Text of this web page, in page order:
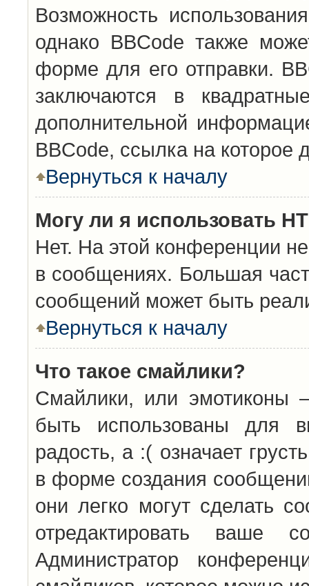
Возможность
однако BBCode также
форме для его отправки.
заключаются в
дополнительной
BBCode, ссылка на
Вернуться к началу
Могу ли я использовать
Нет. На этой конференции
в сообщениях. Большая
сообщений может быть
Вернуться к началу
Что такое смайлики?
Смайлики, или эмотиконы
быть использованы для
радость, а :( означает
в форме создания
они легко могут сделать
отредактировать ваше
Администратор